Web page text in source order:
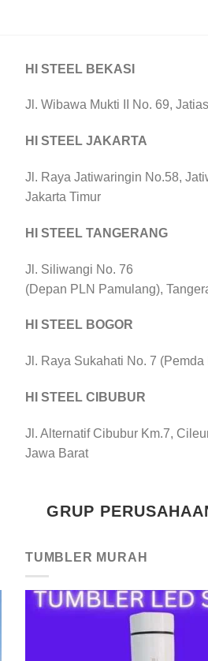
HI STEEL BEKASI
Jl. Wibawa Mukti II No. 69,
HI STEEL JAKARTA
Jl. Raya Jatiwaringin No.58,
Jakarta Timur
HI STEEL TANGERANG
Jl. Siliwangi No. 76
(Depan PLN Pamulang),
HI STEEL BOGOR
Jl. Raya Sukahati No. 7 (Pemda
HI STEEL CIBUBUR
Jl. Alternatif Cibubur Km.7,
Jawa Barat
GRUP
TUMBLER MURAH